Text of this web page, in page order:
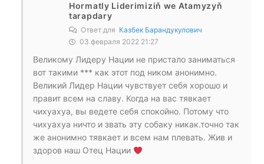
Hormatly Liderimiziň we Atamyzyň
tarapdary
Ответ для Казбек Барандукулович
03 февраля 2022 21:27
Великому Лидеру Нации не пристало заниматься
вот такими *** как этот под ником анонимно.
Великий Лидер Нации чувствует себя хорошо и
правит всем на славу. Когда на вас тявкает
чихуахуа, вы ведете себя спокойно. Потому что
чихуахуа ничто и звать эту собаку никак.точно так
же анонимно тявкает и всем нам плевать. Жив и
здоров наш Отец Нации